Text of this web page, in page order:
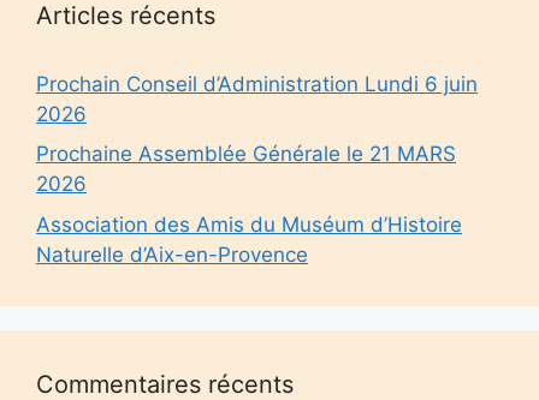
Articles récents
Prochain Conseil d’Administration Lundi 6 juin
2026
Prochaine Assemblée Générale le 21 MARS
2026
Association des Amis du Muséum d’Histoire
Naturelle d’Aix-en-Provence
Commentaires récents